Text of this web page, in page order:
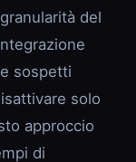
del
sospetti
solo
approccio
di